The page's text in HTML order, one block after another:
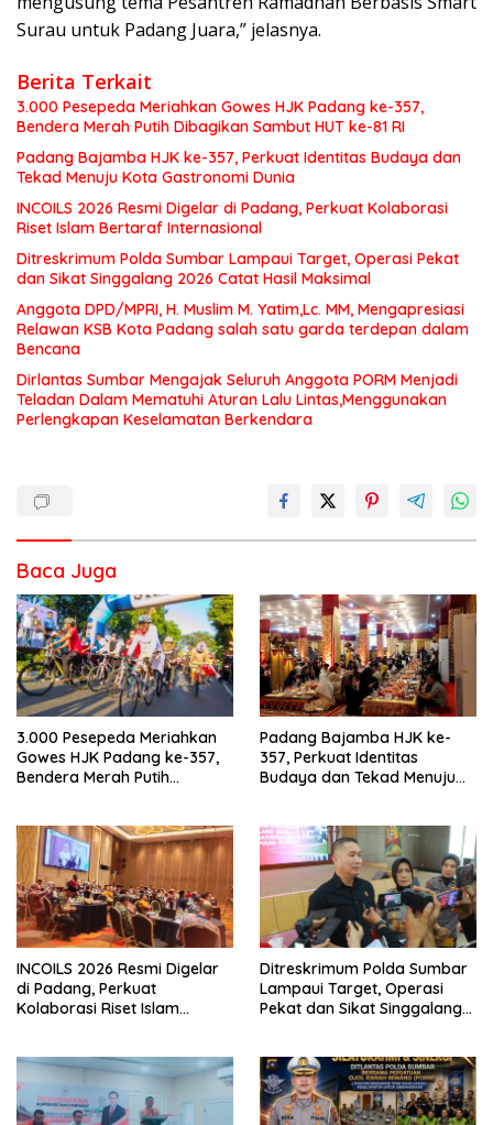
Surau untuk Padang Juara,” jelasnya.
Berita Terkait
3.000 Pesepeda Meriahkan Gowes HJK Padang ke-357,
Bendera Merah Putih Dibagikan Sambut HUT ke-81 RI
Padang Bajamba HJK ke-357, Perkuat Identitas Budaya dan
Tekad Menuju Kota Gastronomi Dunia
INCOILS 2026 Resmi Digelar di Padang, Perkuat Kolaborasi
Riset Islam Bertaraf Internasional
Ditreskrimum Polda Sumbar Lampaui Target, Operasi Pekat
dan Sikat Singgalang 2026 Catat Hasil Maksimal
Anggota DPD/MPRI, H. Muslim M. Yatim,Lc. MM, Mengapresiasi
Relawan KSB Kota Padang salah satu garda terdepan dalam
Bencana
Dirlantas Sumbar Mengajak Seluruh Anggota PORM Menjadi
Teladan Dalam Mematuhi Aturan Lalu Lintas,Menggunakan
Perlengkapan Keselamatan Berkendara
Baca Juga
3.000 Pesepeda Meriahkan
Gowes HJK Padang ke-357,
Bendera Merah Putih
Padang Bajamba HJK ke-
357, Perkuat Identitas
Budaya dan Tekad Menuju
INCOILS 2026 Resmi Digelar
di Padang, Perkuat
Kolaborasi Riset Islam
Ditreskrimum Polda Sumbar
Lampaui Target, Operasi
Pekat dan Sikat Singgalang